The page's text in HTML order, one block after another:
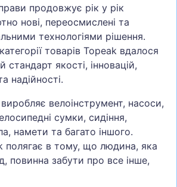
продовжує рік у рік
нові, переосмислені та
технологіями рішення.
товарів Topeak вдалося
стандарт якості, інновацій,
надійності.
велоінструмент, насоси,
сумки, сидіння,
намети та багато іншого.
полягає в тому, що людина, яка
повинна забути про все інше,